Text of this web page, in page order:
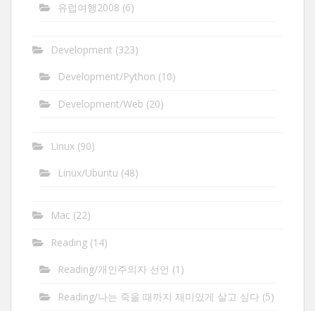
유럽여행2008 (6)
Development (323)
Development/Python (10)
Development/Web (20)
Linux (90)
Linux/Ubuntu (48)
Mac (22)
Reading (14)
Reading/개인주의자 선언 (1)
Reading/나는 죽을 때까지 재미있게 살고 싶다 (5)